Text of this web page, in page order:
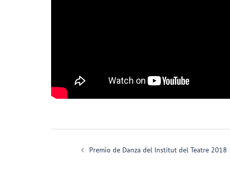
Premio de Danza del Institut del Teatre 2018